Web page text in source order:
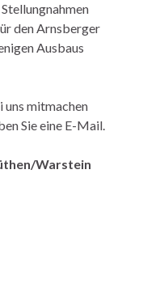
den Arnsberger
Ausbaus
uns mitmachen
Sie eine E-Mail.
Warstein